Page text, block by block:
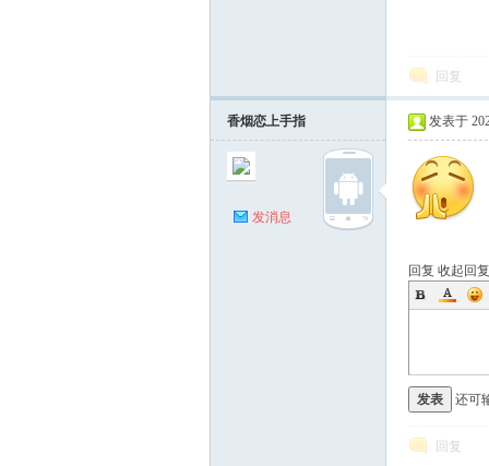
回复
香烟恋上手指
发消息
发表于
回复 收起回复
发表 还可
回复